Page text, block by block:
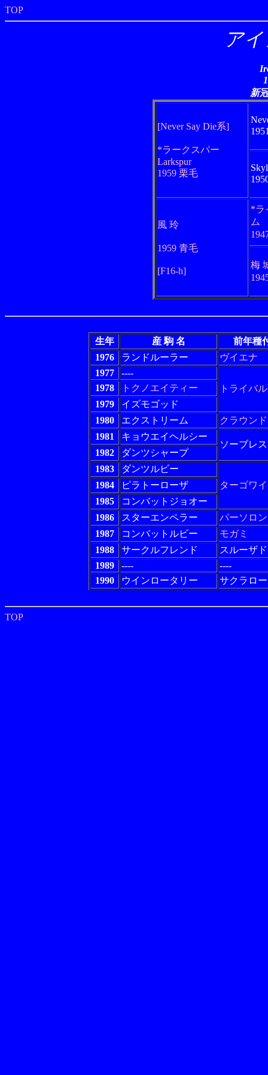
TOP
ア
新
[Never Say Die系]
*ラークスパー
Larkspur
1959 栗毛
風 玲
1959 青毛
[F16-h]
*ラ
ム
梅
生年 産 駒 名
前年種
1976
ランドルーラー
ヴイエナ
1977
----
トライバ
1978
トクノエイティー
1979
イズモゴッド
1980
エクストリーム
クラウン
1981
キョウエイヘルシー
ソーブレ
1982
ダンツシャープ
1983
ダンツルビー
ターゴワ
1984
ピラトーローザ
1985
コンバットジョオー
1986
スターエンペラー
パーソロン
1987
コンバットルビー
モガミ
1988
サークルフレンド
スルーザ
1989
----
----
1990
ウインロータリー サクラロ
TOP